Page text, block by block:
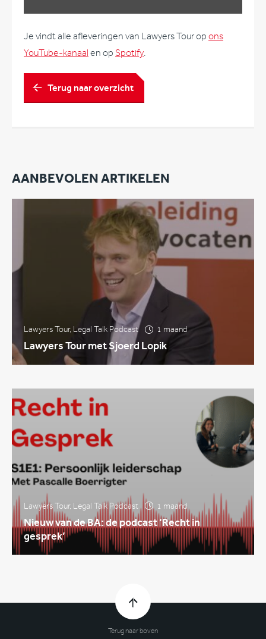
Je vindt alle afleveringen van Lawyers Tour op ons
YouTube-kanaal en op Spotify.
Terug naar overzicht
AANBEVOLEN ARTIKELEN
Lawyers Tour, Legal Talk Podcast 1 maand
Lawyers Tour met Sjoerd Lopik
Lawyers Tour, Legal Talk Podcast 1 maand
Nieuw van de BA: de podcast ‘Recht in
gesprek’
Terug naar boven